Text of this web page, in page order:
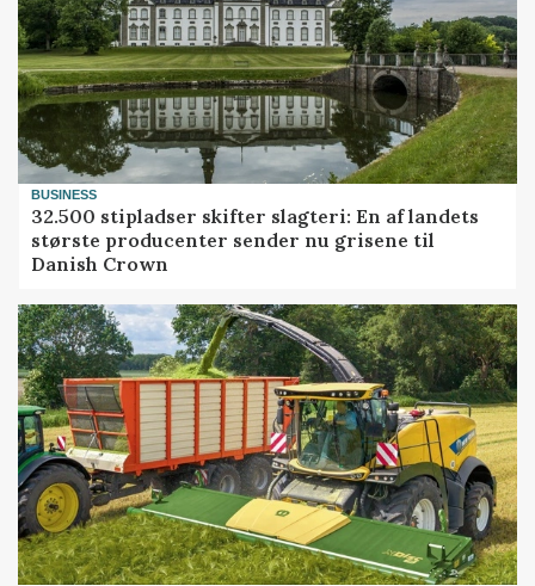
BUSINESS
32.500 stipladser skifter slagteri: En af landets
største producenter sender nu grisene til
Danish Crown